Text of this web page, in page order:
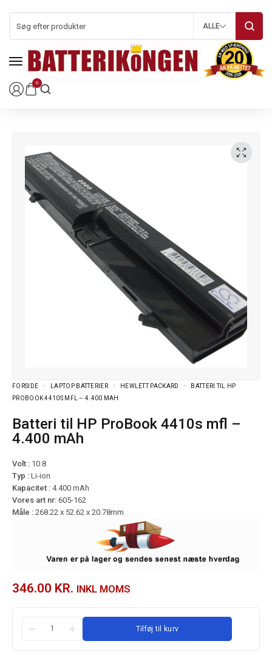
0
ALLE
FORSIDE LAPTOP BATTERIER HEWLETT PACKARD
BATTERI TIL HP
PROBOOK 4410S MFL – 4.400 MAH
Batteri til HP ProBook 4410s mfl –
4.400 mAh
Volt : 10.8
Typ : Li-ion
Kapacitet : 4.400 mAh
Vores art nr: 605-162
Måle : 268.22 x 52.62 x 20.78mm
346.00 KR. INKL MOMS
Tilføj til kurv